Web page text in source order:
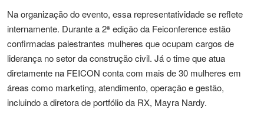
Na organização do evento, essa representatividade se reflete
internamente. Durante a 2ª edição da Feiconference estão
confirmadas palestrantes mulheres que ocupam cargos de
liderança no setor da construção civil. Já o time que atua
diretamente na FEICON conta com mais de 30 mulheres em
áreas como marketing, atendimento, operação e gestão,
incluindo a diretora de portfólio da RX, Mayra Nardy.